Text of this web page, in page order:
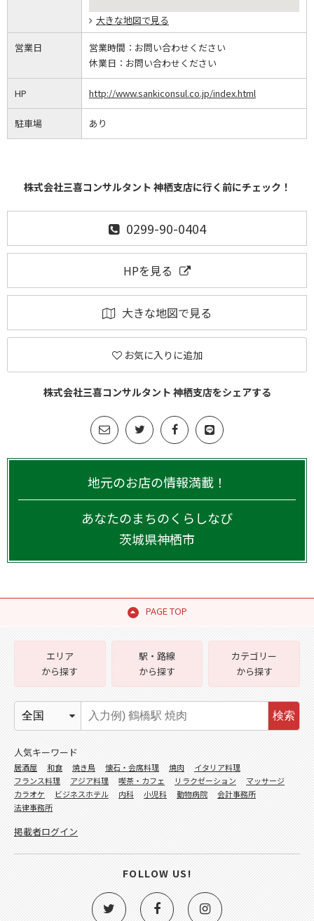
大きな地図で見る
営業日 営業時間： お問い合わせください
休業日： お問い合わせください
HP http://www.sankiconsul.co.jp/index.html
駐車場 あり
株式会社三喜コンサルタント 神栖支店に行く前にチェック！
0299-90-0404
HPを見る
大きな地図で見る
お気に入りに追加
株式会社三喜コンサルタント 神栖支店をシェアする
地元のお店の情報満載！
あなたのまちのくらしなび
茨城県神栖市
PAGE TOP
エリア
から探す
駅・路線
から探す
カテゴリー
から探す
検索
人気キーワード
居酒屋 和食 焼き鳥 懐石・会席料理 焼肉
イタリア料理
フランス料理
アジア料理 喫茶・カフェ リラクゼーション
マッサージ
カラオケ
ビジネスホテル 内科 小児科 動物病院
会計事務所
法律事務所
掲載者ログイン
FOLLOW US!